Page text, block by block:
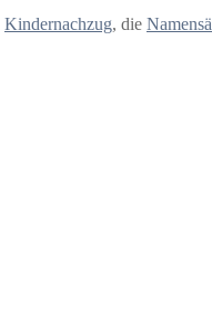
Kindernachzug, die